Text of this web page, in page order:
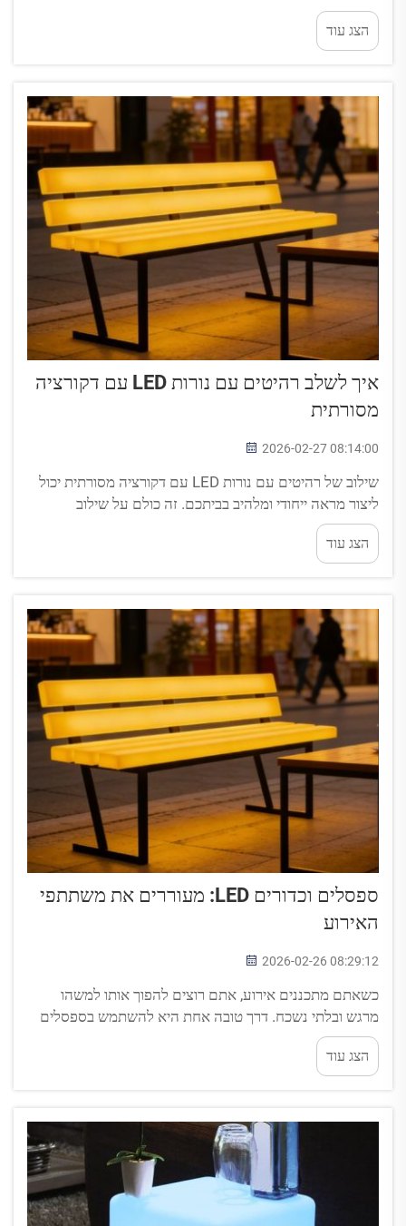
לשנות צבע ועוצמה בקלות. דמיינו שאתם יושבים על הספה
שמזדקרת בצבע האהוב עליכם, או שולחן ש...
הצג עוד
איך לשלב רהיטים עם נורות LED עם דקורציה
מסורתית
2026-02-27 08:14:00
שילוב של רהיטים עם נורות LED עם דקורציה מסורתית יכול
ליצור מראה ייחודי ומלהיב בביתכם. זה כולם על שילוב
הקלאסי והנחמד של רהיטים ישנים. שילוב זה יכול להעניק
לחלל תחושה טרייה, אך עדיין לשמור על אווירה...
הצג עוד
ספסלים וכדורים LED: מעוררים את משתתפי
האירוע
2026-02-26 08:29:12
כשאתם מתכננים אירוע, אתם רוצים להפוך אותו למשהו
מרגש ובלתי נשכח. דרך טובה אחת היא להשתמש בספסלים
זוהרים וצבעוניים נראים באמת מרשימים ויוצרים אווירה
מהנה. אנשים משתמשים...
הצג עוד